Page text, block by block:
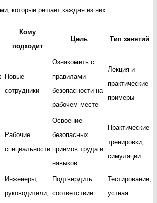
которые решает каждая из них.
Кому
подходит
Цель Тип занятий
Новые
сотрудники
Ознакомить с
правилами
безопасности на
рабочем месте
Лекция и
практические
примеры
Рабочие
специальности
Освоение
безопасных
приёмов труда и
навыков
Практические
тренировки,
симуляции
Инженеры,
руководители,
Подтвердить
соответствие
Тестирование,
устная